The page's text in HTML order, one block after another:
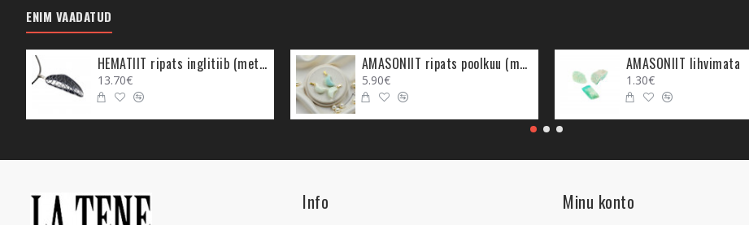
ENIM VAADATUD
HEMATIIT ripats inglitiib (metall)
13.70€
AMASONIIT ripats poolkuu (metall)
5.90€
AMASONIIT lihvimata
1.30€
Info Minu konto